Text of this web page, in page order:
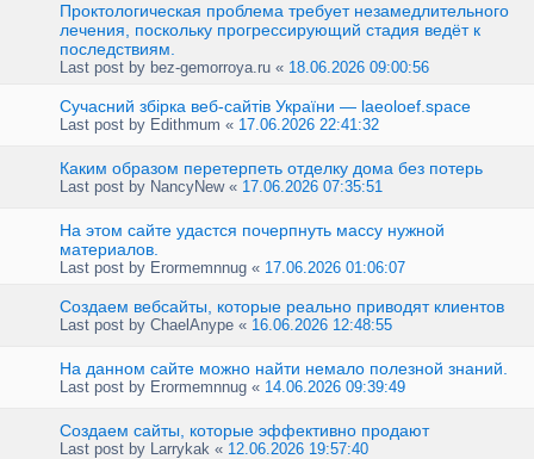
Проктологическая проблема требует незамедлительного
лечения, поскольку прогрессирующий стадия ведёт к
последствиям.
Last post by bez-gemorroya.ru « 18.06.2026 09:00:56
Сучасний збірка веб-сайтів України — laeoloef.space
Last post by Edithmum « 17.06.2026 22:41:32
Каким образом перетерпеть отделку дома без потерь
Last post by NancyNew« 17.06.2026 07:35:51
На этом сайте удастся почерпнуть массу нужной
материалов.
Last post by Erormemnnug « 17.06.2026 01:06:07
Создаем вебсайты, которые реально приводят клиентов
Last post by ChaelAnype « 16.06.2026 12:48:55
На данном сайте можно найти немало полезной знаний.
Last post by Erormemnnug « 14.06.2026 09:39:49
Создаем сайты, которые эффективно продают
Last post by Larrykak « 12.06.2026 19:57:40